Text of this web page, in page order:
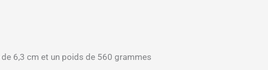
6,3 cm et un poids de 560 grammes